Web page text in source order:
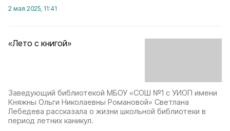
2 мая 2025, 11:41
«Лето с книгой»
Заведующий библиотекой МБОУ «СОШ №1 с УИОП имени
Княжны Ольги Николаевны Романовой» Светлана
Лебедева рассказала о жизни школьной библиотеки в
период летних каникул.